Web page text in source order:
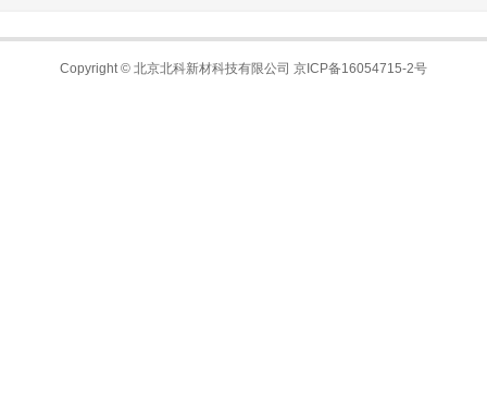
Copyright © 北京北科新材科技有限公司 京ICP备16054715-2号